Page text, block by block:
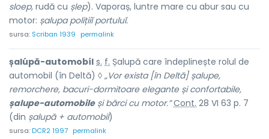
sloep, rudă cu șlep). Vaporaș, luntre mare cu abur sau cu
motor: șalupa polițiiĭ portuluĭ.
sursa: Scriban 1939 permalink
șalúpă-automobíl s. f. Șalupă care îndeplinește rolul de
automobil (în Deltă) ◊ „Vor exista [în Deltă] șalupe,
remorchere, bacuri-dormitoare elegante și confortabile,
șalupe-automobileși bărci cu motor.” Cont. 28 VI 63 p. 7
(din șalupă + automobil)
sursa:DCR2 1997 permalink